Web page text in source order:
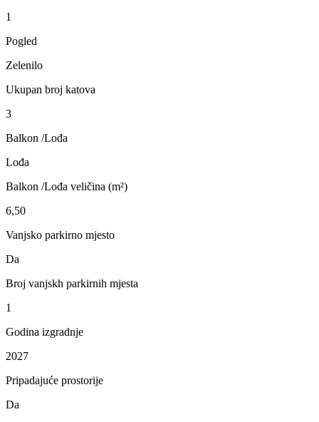
1
Pogled
Zelenilo
Ukupan broj katova
3
Balkon /Lođa
Lođa
Balkon /Lođa veličina (m²)
6,50
Vanjsko parkirno mjesto
Da
Broj vanjskh parkirnih mjesta
1
Godina izgradnje
2027
Pripadajuće prostorije
Da